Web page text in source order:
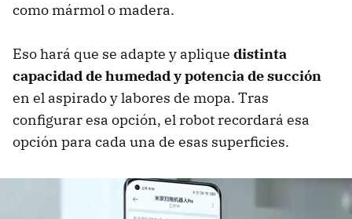
como mármol o madera.
Eso hará que se adapte y aplique distinta
capacidad de humedad y potencia de succión
en el aspirado y labores de mopa. Tras
configurar esa opción, el robot recordará esa
opción para cada una de esas superficies.